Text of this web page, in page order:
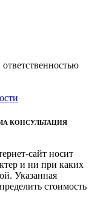
КОНСУЛЬТАЦИЯ
сайт носит
и ни при каких
Указанная
стоимость